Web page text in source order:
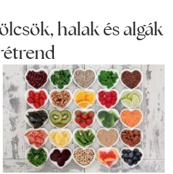
halak és algák